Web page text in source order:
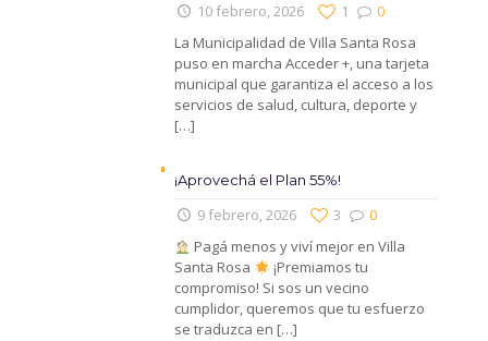
10 febrero, 2026 0
1
La Municipalidad de Villa Santa Rosa
puso en marcha Acceder +, una tarjeta
municipal que garantiza el acceso a los
servicios de salud, cultura, deporte y
[…]
¡Aprovechá el Plan 55%!
9 febrero, 2026 0
3
Pagá menos y viví mejor en Villa
Santa Rosa
¡Premiamos tu
compromiso! Si sos un vecino
cumplidor, queremos que tu esfuerzo
se traduzca en […]